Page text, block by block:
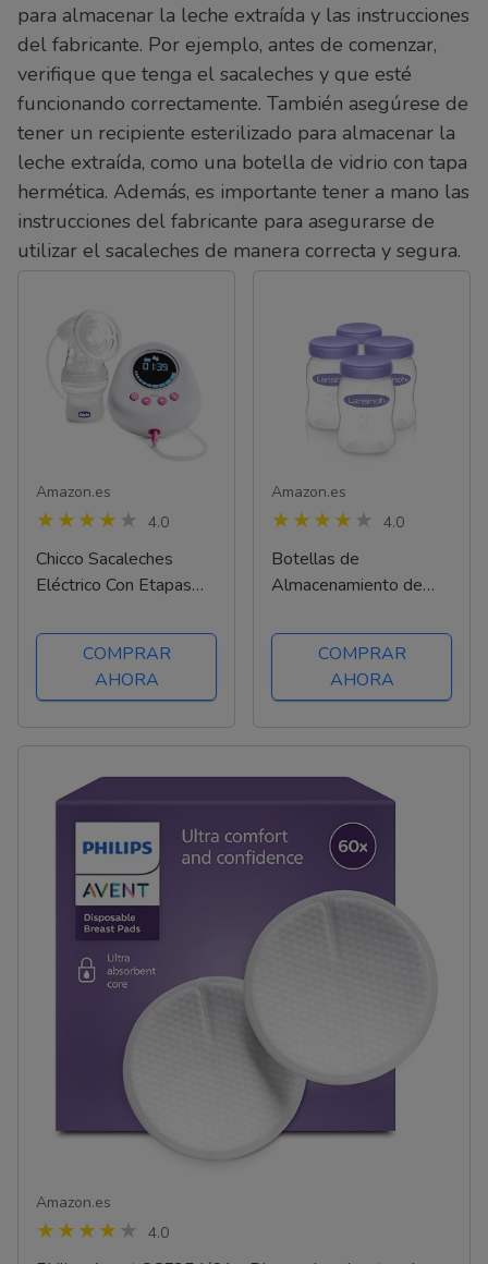
para almacenar la leche extraída y las instrucciones
del fabricante. Por ejemplo, antes de comenzar,
verifique que tenga el sacaleches y que esté
funcionando correctamente. También asegúrese de
tener un recipiente esterilizado para almacenar la
leche extraída, como una botella de vidrio con tapa
hermética. Además, es importante tener a mano las
instrucciones del fabricante para asegurarse de
utilizar el sacaleches de manera correcta y segura.
Amazon.es
4.0
Chicco Sacaleches
Eléctrico Con Etapas
Extracción, 10 Niveles
De Intensidad, Cómodo
Y Rápido, Forma
COMPRAR
AHORA
Amazon.es
4.0
Botellas de
Almacenamiento de
Lansinoh para recoger y
guardar la leche
materna de forma fácil y
COMPRAR
AHORA
Amazon.es
4.0